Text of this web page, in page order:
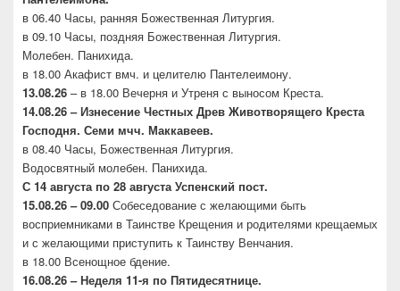
в 06.40 Часы, ранняя Божественная Литургия.
в 09.10 Часы, поздняя Божественная Литургия.
Молебен. Панихида.
в 18.00 Акафист вмч. и целителю Пантелеимону.
13.08.26 – в 18.00 Вечерня и Утреня с выносом Креста.
14.08.26 – Изнесение Честных Древ Животворящего Креста
Господня. Семи мчч. Маккавеев.
в 08.40 Часы, Божественная Литургия.
Водосвятный молебен. Панихида.
С 14 августа по 28 августа Успенский пост.
15.08.26 – 09.00 Собеседование с желающими быть
восприемниками в Таинстве Крещения и родителями крещаемых
и с желающими приступить к Таинству Венчания.
в 18.00 Всенощное бдение.
16.08.26 – Неделя 11-я по Пятидесятнице.